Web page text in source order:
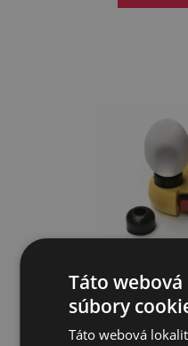
Táto
súbory
Táto webová